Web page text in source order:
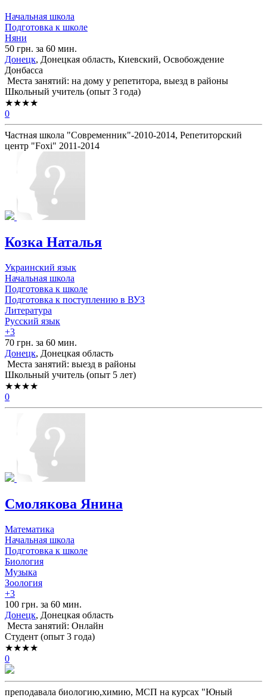
Начальная школа
Подготовка к школе
Няни
50 грн. за 60 мин.
Донецк, Донецкая область, Киевский, Освобождение
Донбасса
Места занятий: на дому у репетитора, выезд в районы
Школьный учитель (опыт 3 года)
★★★★
0
Частная школа "Современник"-2010-2014, Репетиторский
центр "Foxi" 2011-2014
Козка Наталья
Украинский язык
Начальная школа
Подготовка к школе
Подготовка к поступлению в ВУЗ
Литература
Русский язык
+3
70 грн. за 60 мин.
Донецк, Донецкая область
Места занятий: выезд в районы
Школьный учитель (опыт 5 лет)
★★★★
0
Смолякова Янина
Математика
Начальная школа
Подготовка к школе
Биология
Музыка
Зоология
+3
100 грн. за 60 мин.
Донецк, Донецкая область
Места занятий: Онлайн
Cтудент (опыт 3 года)
★★★★
0
преподавала биологию,химию, МСП на курсах "Юный